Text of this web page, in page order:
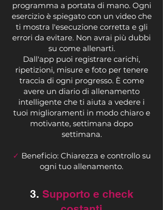
programma a portata di mano. Ogni
esercizio è spiegato con un video che
ti mostra l'esecuzione corretta e gli
errori da evitare. Non avrai più dubbi
su come allenarti.
Dall'app puoi registrare carichi,
ripetizioni, misure e foto per tenere
traccia di ogni progresso. È come
avere un diario di allenamento
intelligente che ti aiuta a vedere i
tuoi miglioramenti in modo chiaro e
motivante, settimana dopo
settimana.
✓ Beneficio: Chiarezza e controllo su
ogni tuo allenamento.
3. Supporto e check